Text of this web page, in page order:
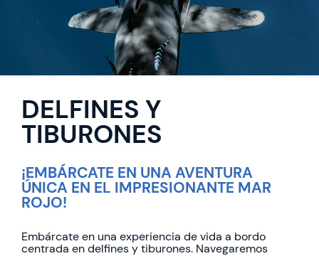
DELFINES Y
TIBURONES
¡EMBÁRCATE EN UNA AVENTURA
ÚNICA EN EL IMPRESIONANTE MAR
ROJO!
Embárcate en una experiencia de vida a bordo
centrada en delfines y tiburones. Navegaremos